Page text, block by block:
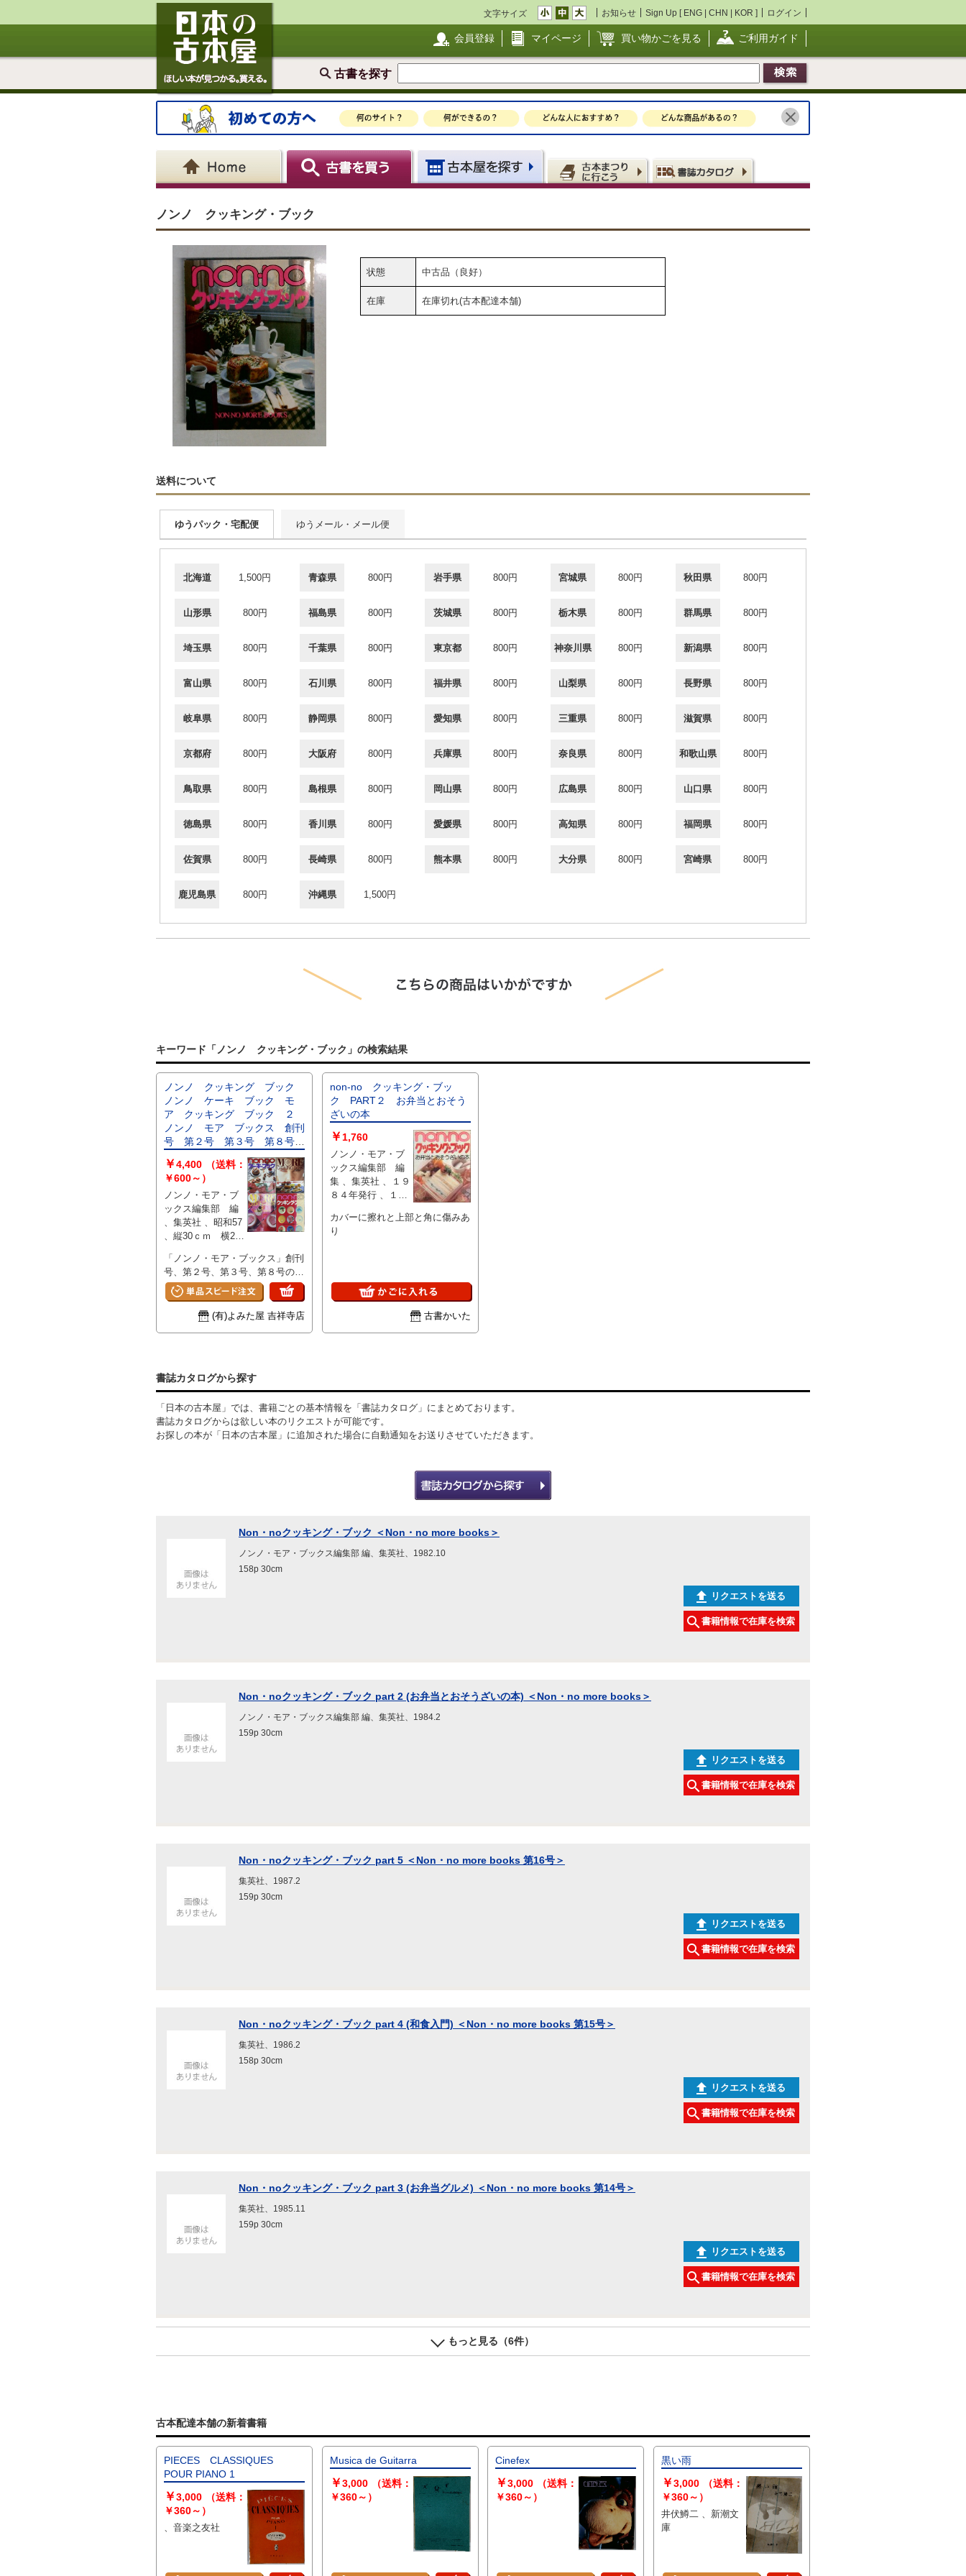
文字サイズ お知らせ Sign Up [ ENG | CHN | KOR ] ログイン
会員登録 マイページ 買い物かごを見る ご利用ガイド
古書を探す
ノンノ クッキング・ブック
状態 中古品（良好）
在庫 在庫切れ(古本配達本舗)
送料について
ゆうパック・宅配便 ゆうメール・メール便
北海道 1,500円 青森県 800円 岩手県 800円 宮城県 800円 秋田県 800円
山形県 800円 福島県 800円 茨城県 800円 栃木県 800円 群馬県 800円
埼玉県 800円 千葉県 800円 東京都 800円 神奈川県 800円 新潟県 800円
富山県 800円 石川県 800円 福井県 800円 山梨県 800円 長野県 800円
岐阜県 800円 静岡県 800円 愛知県 800円 三重県 800円 滋賀県 800円
京都府 800円 大阪府 800円 兵庫県 800円 奈良県 800円 和歌山県 800円
鳥取県 800円 島根県 800円 岡山県 800円 広島県 800円 山口県 800円
徳島県 800円 香川県 800円 愛媛県 800円 高知県 800円 福岡県 800円
佐賀県 800円 長崎県 800円 熊本県 800円 大分県 800円 宮崎県 800円
鹿児島県 800円 沖縄県 1,500円
キーワード「ノンノ クッキング・ブック」の検索結果
ノンノ クッキング ブック
ノンノ ケーキ ブック モ
ア クッキング ブック ２
ノンノ モア ブックス 創刊
号 第２号 第３号 第８号
￥4,400
（送料：
￥600～）
ノンノ・モア・ブ
ックス編集部 編
、集英社 、昭和57
、縦30ｃｍ 横23
「ノンノ・モア・ブックス」創刊
号、第２号、第３号、第８号の４
冊で カバー日ヤケ 縦30ｃｍ
横23ｃｍ テーマ：料理 状
態：良好(極美/美/良好/並下/難の
(有)よみた屋 吉祥寺店
non-no クッキング・ブッ
ク PART２ お弁当とおそう
ざいの本
￥ 1,760
ノンノ・モア・ブ
ックス編集部 編
集 、集英社 、１９
８４年発行 、１５
カバーに擦れと上部と角に傷みあ
り
古書かいた
書誌カタログから探す
「日本の古本屋」では、書籍ごとの基本情報を「書誌カタログ」にまとめております。
書誌カタログからは欲しい本のリクエストが可能です。
お探しの本が「日本の古本屋」に追加された場合に自動通知をお送りさせていただきます。
Non・noクッキング・ブック ＜Non・no more books＞
ノンノ・モア・ブックス編集部 編、集英社、1982.10
158p 30cm
リクエストを送る
書籍情報で在庫を検索
Non・noクッキング・ブック part 2 (お弁当とおそうざいの本) ＜Non・no more books＞
ノンノ・モア・ブックス編集部 編、集英社、1984.2
159p 30cm
リクエストを送る
書籍情報で在庫を検索
Non・noクッキング・ブック part 5 ＜Non・no more books 第16号＞
集英社、1987.2
159p 30cm
リクエストを送る
書籍情報で在庫を検索
Non・noクッキング・ブック part 4 (和食入門) ＜Non・no more books 第15号＞
集英社、1986.2
158p 30cm
リクエストを送る
書籍情報で在庫を検索
Non・noクッキング・ブック part 3 (お弁当グルメ) ＜Non・no more books 第14号＞
集英社、1985.11
159p 30cm
リクエストを送る
書籍情報で在庫を検索
もっと見る（6件）
古本配達本舗の新着書籍
PIECES CLASSIQUES
POUR PIANO 1
￥3,000
（送料：
￥360～）
、音楽之友社
Musica de Guitarra
￥3,000
（送料：
￥360～）
Cinefex
￥3,000
（送料：
￥360～）
黒い雨
￥3,000
（送料：
￥360～）
井伏鱒二 、新潮文
庫